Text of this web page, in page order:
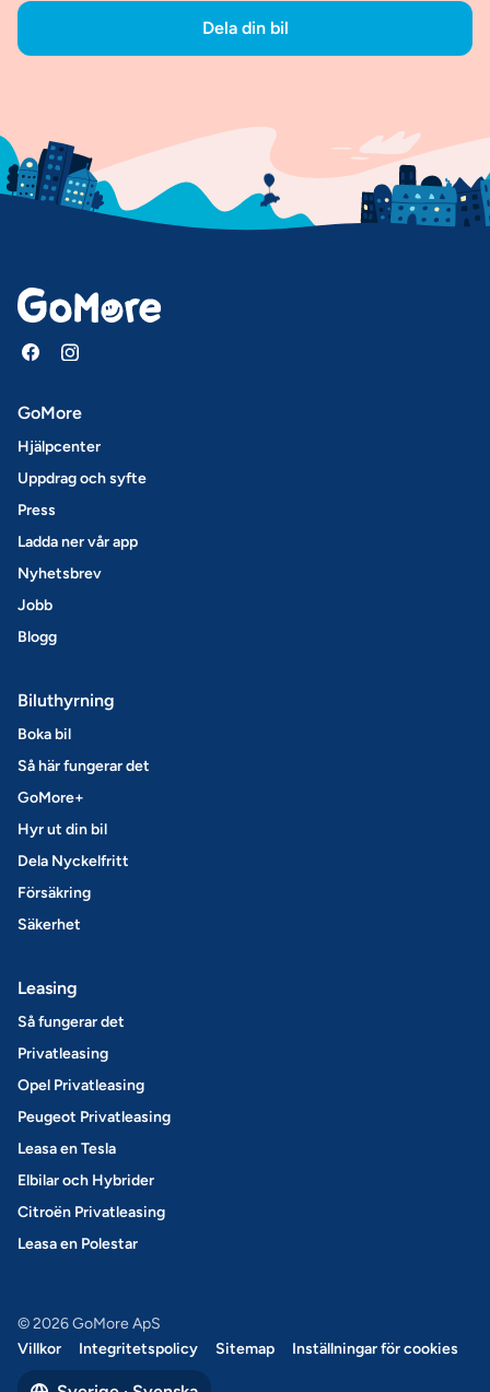
Dela din bil
GoMore
Hjälpcenter
Uppdrag och syfte
Press
Ladda ner vår app
Nyhetsbrev
Jobb
Blogg
Biluthyrning
Boka bil
Så här fungerar det
GoMore+
Hyr ut din bil
Dela Nyckelfritt
Försäkring
Säkerhet
Leasing
Så fungerar det
Privatleasing
Opel Privatleasing
Peugeot Privatleasing
Leasa en Tesla
Elbilar och Hybrider
Citroën Privatleasing
Leasa en Polestar
© 2026 GoMore ApS
Villkor
Integritetspolicy Sitemap Inställningar för cookies